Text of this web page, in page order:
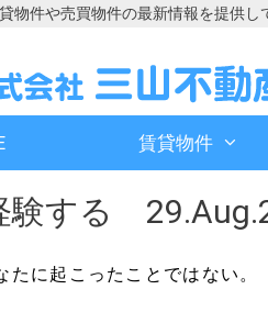
物件や売買物件の最新情報を提供
賃貸物件
験する
たに起こったことではない。